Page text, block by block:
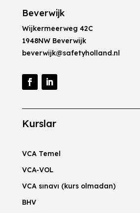
Beverwijk
Wijkermeerweg 42C
1948NW Beverwijk
beverwijk@safetyholland.nl
Kurslar
VCA Temel
VCA-VOL
VCA sınavı (kurs olmadan)
BHV